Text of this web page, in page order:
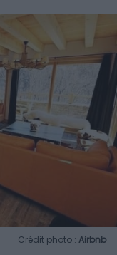
Crédit photo : Airbnb